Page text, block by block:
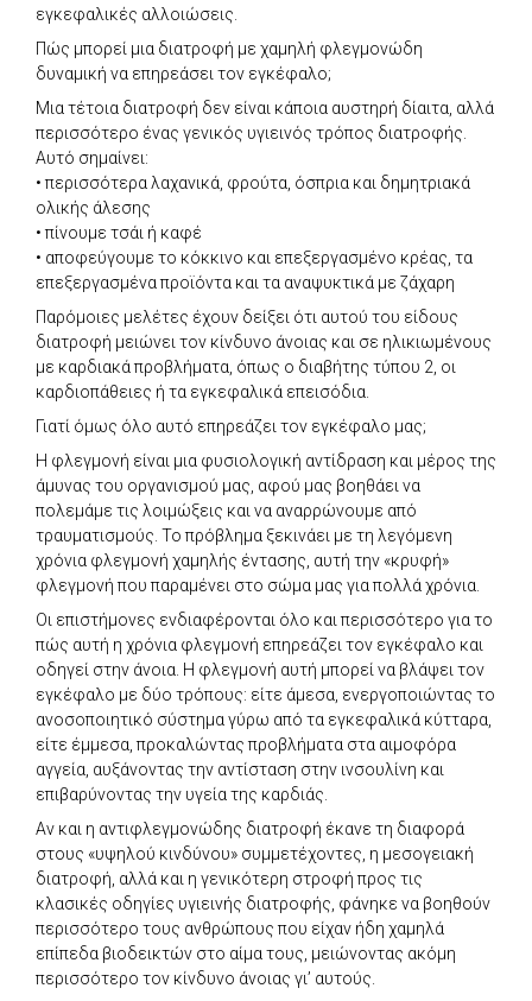
εγκεφαλικές αλλοιώσεις.
Πώς μπορεί μια διατροφή με χαμηλή φλεγμονώδη
δυναμική να επηρεάσει τον εγκέφαλο;
Μια τέτοια διατροφή δεν είναι κάποια αυστηρή δίαιτα, αλλά
περισσότερο ένας γενικός υγιεινός τρόπος διατροφής.
Αυτό σημαίνει:
• περισσότερα λαχανικά, φρούτα, όσπρια και δημητριακά
ολικής άλεσης
• πίνουμε τσάι ή καφέ
• αποφεύγουμε το κόκκινο και επεξεργασμένο κρέας, τα
επεξεργασμένα προϊόντα και τα αναψυκτικά με ζάχαρη
Παρόμοιες μελέτες έχουν δείξει ότι αυτού του είδους
διατροφή μειώνει τον κίνδυνο άνοιας και σε ηλικιωμένους
με καρδιακά προβλήματα, όπως ο διαβήτης τύπου 2, οι
καρδιοπάθειες ή τα εγκεφαλικά επεισόδια.
Γιατί όμως όλο αυτό επηρεάζει τον εγκέφαλο μας;
Η φλεγμονή είναι μια φυσιολογική αντίδραση και μέρος της
άμυνας του οργανισμού μας, αφού μας βοηθάει να
πολεμάμε τις λοιμώξεις και να αναρρώνουμε από
τραυματισμούς. Το πρόβλημα ξεκινάει με τη λεγόμενη
χρόνια φλεγμονή χαμηλής έντασης, αυτή την «κρυφή»
φλεγμονή που παραμένει στο σώμα μας για πολλά χρόνια.
Οι επιστήμονες ενδιαφέρονται όλο και περισσότερο για το
πώς αυτή η χρόνια φλεγμονή επηρεάζει τον εγκέφαλο και
οδηγεί στην άνοια. Η φλεγμονή αυτή μπορεί να βλάψει τον
εγκέφαλο με δύο τρόπους: είτε άμεσα, ενεργοποιώντας το
ανοσοποιητικό σύστημα γύρω από τα εγκεφαλικά κύτταρα,
είτε έμμεσα, προκαλώντας προβλήματα στα αιμοφόρα
αγγεία, αυξάνοντας την αντίσταση στην ινσουλίνη και
επιβαρύνοντας την υγεία της καρδιάς.
Αν και η αντιφλεγμονώδης διατροφή έκανε τη διαφορά
στους «υψηλού κινδύνου» συμμετέχοντες, η μεσογειακή
διατροφή, αλλά και η γενικότερη στροφή προς τις
κλασικές οδηγίες υγιεινής διατροφής, φάνηκε να βοηθούν
περισσότερο τους ανθρώπους που είχαν ήδη χαμηλά
επίπεδα βιοδεικτών στο αίμα τους, μειώνοντας ακόμη
περισσότερο τον κίνδυνο άνοιας γι’ αυτούς.